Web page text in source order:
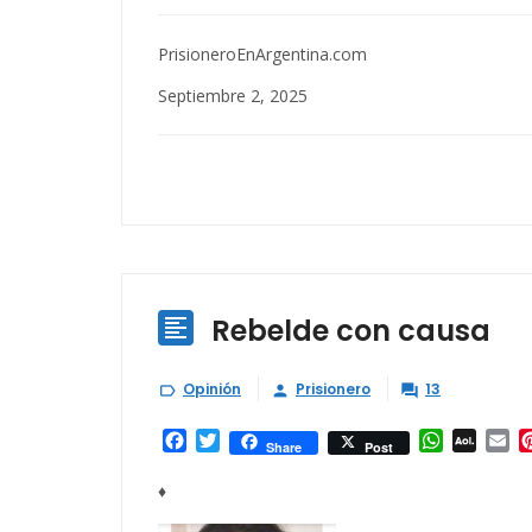
PrisioneroEnArgentina.com
Septiembre 2, 2025
 Rebelde con causa
 Opinión  Prisionero  13
Facebook
TwitterShare Post
AOL
♦